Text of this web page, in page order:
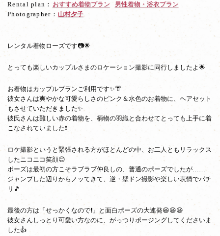
ト
Rental plan： おすすめ着物プラン
男性着物・浴衣プラン
Photographer： 山村夕子
レンタル着物ローズです📷🌟
とっても楽しいカップルさまのロケーション撮影に同行しましたよ🌟
お着物はカップルプランご利用です✨👘
彼女さんは爽やかな可愛らしさのピンク＆水色のお着物に、ヘアセット
もさせていただきました✨
彼氏さんは難しい赤の着物を、柄物の羽織と合わせてとっても上手に着
こなされていました❗
ロケ撮影というと緊張される方がほとんどの中、お二人ともリラックス
したニコニコ笑顔😊
ポーズは最初の方こそラブラブ仲良しの、普通のポーズでしたが……
ジャンプした辺りからノッてきて、逆・壁ドン撮影や楽しい表情でパチ
リ🎵
最後の方は「せっかくなので❗」と面白ポーズの大連発😆😆😆
彼女さんしっとり可愛い方なのに、がっつりポージングしてくださいま
した👍